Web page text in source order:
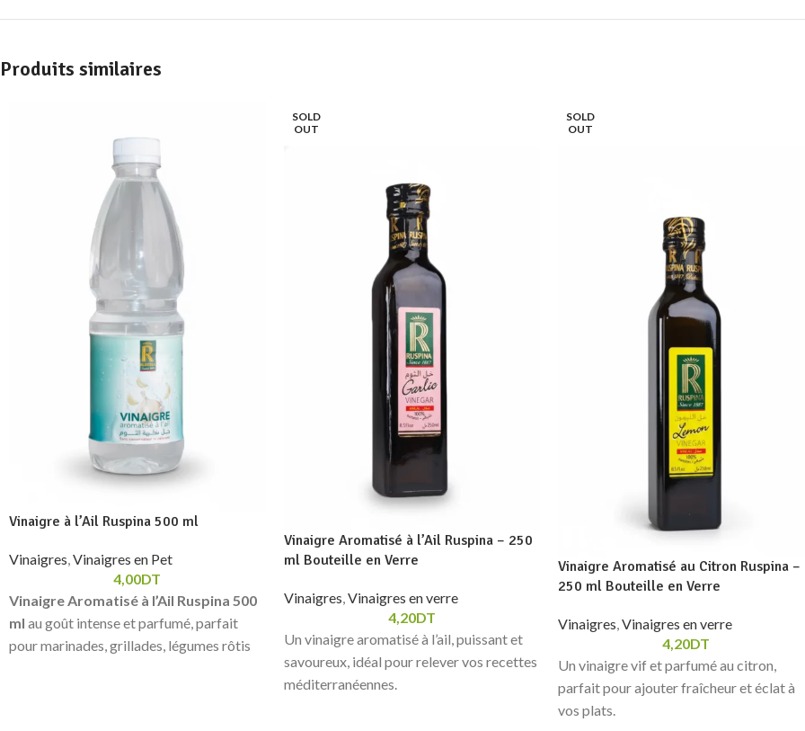
Produits similaires
Vinaigre à l’Ail Ruspina 500 ml
Vinaigres Vinaigres en Pet
4,00DT
Vinaigre Aromatisé à l’Ail Ruspina 500
ml au goût intense et parfumé, parfait
pour marinades, grillades, légumes rôtis
SOLD
OUT
Vinaigre Aromatisé à l’Ail Ruspina – 250
ml Bouteille en Verre
Vinaigres,Vinaigres en verre
4,20DT
Un vinaigre aromatisé à l’ail, puissant et
savoureux, idéal pour relever vos recettes
méditerranéennes.
SOLD
OUT
Vinaigre Aromatisé au Citron Ruspina –
250 ml Bouteille en Verre
Vinaigres Vinaigres en verre
4,20DT
Un vinaigre vif et parfumé au citron,
parfait pour ajouter fraîcheur et éclat à
vos plats.